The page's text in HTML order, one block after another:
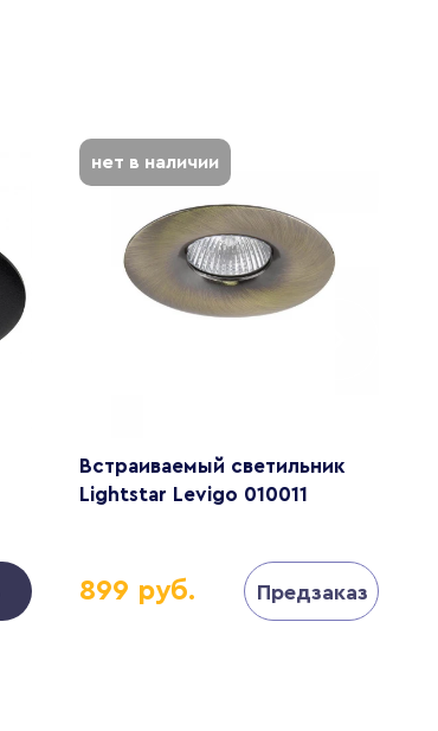
Встраиваемый светильник
Lightstar Levigo 010011
нет в наличии
899 руб. Предзаказ